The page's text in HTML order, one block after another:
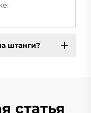
штанги?
статья